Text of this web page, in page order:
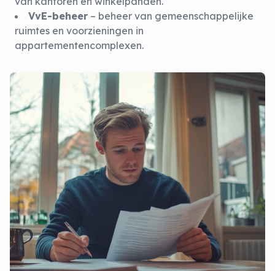
VvE-beheer – beheer van gemeenschappelijke
ruimtes en voorzieningen in
appartementencomplexen.